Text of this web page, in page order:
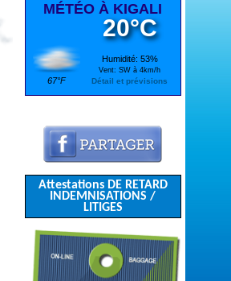
MÉTÉO À KIGALI
67°F
20°C
Humidité: 53%
Vent: SW à 4km/h
Détail et prévisions
Attestations DE RETARD
INDEMNISATIONS /
LITIGES